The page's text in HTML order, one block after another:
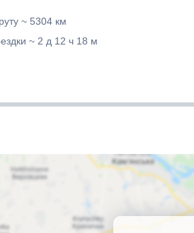
~ 5304 км
~ 2 д 12 ч 18 м